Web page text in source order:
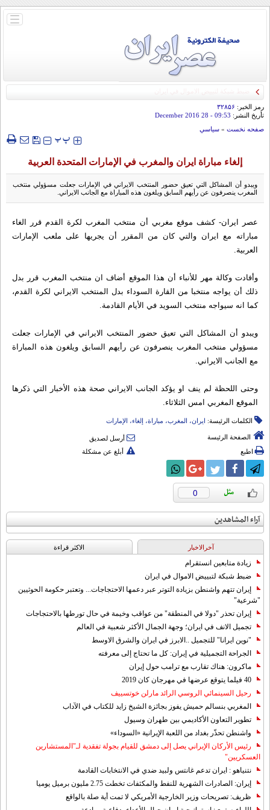
باز
رمز الخبر: ۳۲۸۵۶
تأريخ النشر: 09:53
- 28 December 2016
صفحه نخست » سياسي
‍‍‍ پپ
إلغاء مباراة ايران والمغرب في الإمارات المتحدة العربية
ويبدو أن المشاكل التي تعيق حضور المنتخب الايراني في الإمارات جعلت مسؤولي منتخب
المغرب ينصرفون عن رأيهم السابق ويلغون هذه المباراة مع الجانب الايراني.
عصر ايران- كشف موقع مغربي أن منتخب المغرب لكرة القدم قرر الغاء
مباراته مع ايران والتي كان من المقرر أن يجريها على ملعب الإمارات
العربية.
وأفادت وكالة مهر للأنباء أن هذا الموقع أضاف ان منتخب المغرب قرر بدل
ذلك أن يواجه منتخبا من القارة السوداء بدل المنتخب الايراني لكرة القدم،
كما انه سيواجه منتخب السويد في الأيام القادمة.
ويبدو أن المشاكل التي تعيق حضور المنتخب الايراني في الإمارات جعلت
مسؤولي منتخب المغرب ينصرفون عن رأيهم السابق ويلغون هذه المباراة
مع الجانب الايراني.
وحتى اللحظة لم ينف او يؤكد الجانب الايراني صحة هذه الأخبار التي ذكرها
الموقع المغربي امس الثلاثاء.
الكلمات الرئيسة: ايران، المغرب، مباراة، إلغاء، الإمارات
الصفحة الرئيسة
أرسل لصديق
اطبع
أبلغ عن مشكلة
0
آراء المشاهدين
آخرالاخبار الاکثر قراءة
زيادة متابعين انستقرام
ضبط شبكة لتبييض الاموال في ايران
إيران تتهم واشنطن بزيادة التوتر عبر دعمها الاحتجاجات... وتعتبر حكومة الحوثيين
"شرعية"
إيران تحذر "دولا في المنطقة" من عواقب وخيمة في حال تورطها بالاحتجاجات
تجميل الانف في ايران؛ وجهة الجمال الأكثر شعبية في العالم
"نوين ايرانا" للتجميل ..الابرز في ايران والشرق الاوسط
الجراحة التجميلية في إيران: كل ما تحتاج إلى معرفته
ماكرون: هناك تقارب مع ترامب حول إيران
40 فيلما يتوقع عرضها في مهرجان كان 2019
رحيل السينمائي الروسي الرائد مارلن خوتسييف
المغربي بنسالم حميش يفوز بجائزة الشيخ زايد للكتاب في الآداب
تطوير التعاون الأكاديمي بين طهران وسيول
واشنطن تحذّر بغداد من اللعبة الإيرانية «السوداء»
رئيس الأركان الإيراني يصل إلى دمشق للقيام بجولة تفقدية لـ"المستشارين
العسكريين"
نتنياهو : ايران تدعم غانتس ولبيد ضدي في الانتخابات القادمة
إيران: الصادرات الشهریة للنفط والمكثفات تخطت 2.75 مليون برميل يوميا
ظريف: تصريحات وزير الخارجية الأمريكي لا تمت أية صلة بالواقع